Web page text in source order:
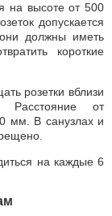
на высоте от 500
допускается
должны иметь
короткие
розетки вблизи
Расстояние от
мм. В санузлах и
на каждые 6